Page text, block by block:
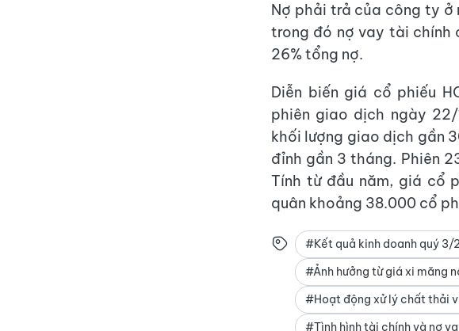
Nợ phải trả của công ty ở
trong đó nợ vay tài chính
26% tổng nợ.
Diễn biến giá cổ phiếu
phiên giao dịch ngày
khối lượng giao dịch gần
đỉnh gần 3 tháng. Phiên
Tính từ đầu năm, giá cổ
quân khoảng 38.000 cổ
#Kết quả kinh doanh quý 3/
#Ảnh hưởng từ giá xi măng
#Hoạt động xử lý chất thải
#Tình hình tài chính và nợ